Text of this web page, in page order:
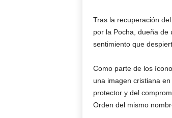
Tras la recuperación
por la Pocha, dueña de
sentimiento que
Como parte de los
una imagen cristiana
protector y del
Orden del mismo